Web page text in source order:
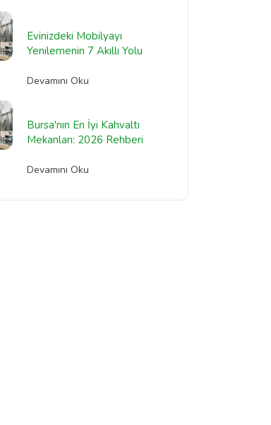
Evinizdeki Mobilyayı
Yenilemenin 7 Akıllı Yolu
Devamını Oku
Bursa'nın En İyi Kahvaltı
Mekanları: 2026 Rehberi
Devamını Oku